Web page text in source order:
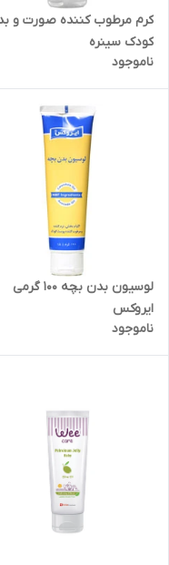
کرم مرطوب کننده صورت و
کودک سینره
ناموجود
لوسیون بدن بچه 100 گرمی
ایروکس
ناموجود